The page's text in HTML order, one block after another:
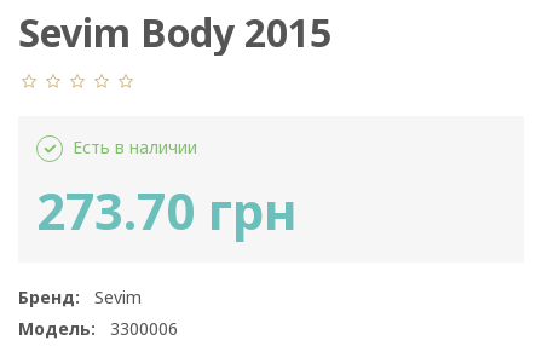
Sevim Body 2015
Есть в наличии
273.70 грн
Бренд:
Sevim
Модель:
3300006